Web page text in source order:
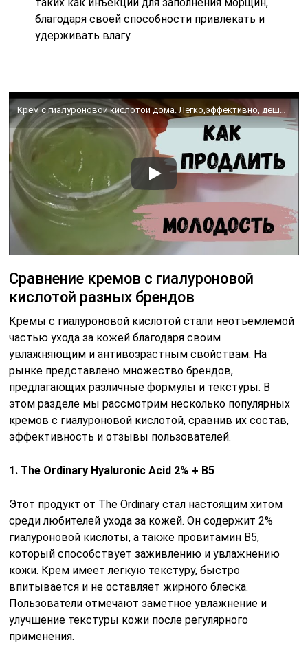
благодаря своей способности привлекать и
удерживать влагу.
Сравнение кремов с гиалуроновой
кислотой разных брендов
Кремы с гиалуроновой кислотой стали неотъемлемой
частью ухода за кожей благодаря своим
увлажняющим и антивозрастным свойствам. На
рынке представлено множество брендов,
предлагающих различные формулы и текстуры. В
этом разделе мы рассмотрим несколько популярных
кремов с гиалуроновой кислотой, сравнив их состав,
эффективность и отзывы пользователей.
1. The Ordinary Hyaluronic Acid 2% + B5
Этот продукт от The Ordinary стал настоящим хитом
среди любителей ухода за кожей. Он содержит 2%
гиалуроновой кислоты, а также провитамин B5,
который способствует заживлению и увлажнению
кожи. Крем имеет легкую текстуру, быстро
впитывается и не оставляет жирного блеска.
Пользователи отмечают заметное увлажнение и
улучшение текстуры кожи после регулярного
применения.